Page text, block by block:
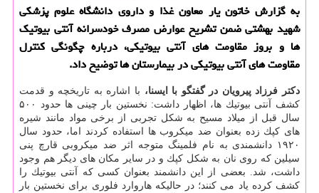
به گزارش خاتون یار معاون غذا و داروی دانشگاه علوم پزشكی
شهید بهشتی ضمن تشریح عوارض مصرف خودسرانه آنتی بیوتیك
ها و بروز مقاومت های آنتی بیوتیكی، درباره چگونگی كنترل
مقاومت های آنتی بیوتیكی در بیمارستان ها توضیح داد.
دكتر فرزاد پیرویان در گفتگو با ایسنا، با اشاره به تاریخچه و قدمت
كشف آنتی بیوتیك ها، اظهار داشت: نخستین بار چینی ها حدود ۵۰۰
سال قبل از میلاد مسیح به شكل تجربی از برخی مواد مانند شیره
های كپك زده بعنوان ضد میكروب ها استفاده كردند اما، حدود سال
۱۹۲۰ دانشمندی به نام فلمینگ متوجه اثر ضد میكروبی قارچ پنی
سیلین كه روی نان به شكل كپك و در سایر مكان های دیگر هم وجود
داشت، شد. بعضی از این دانشمند بعنوان كسی كه آنتی بیوتیك را
كشف كرده یاد می كنند؛ در حالیكه هاروارد فلوری برای نخستین بار